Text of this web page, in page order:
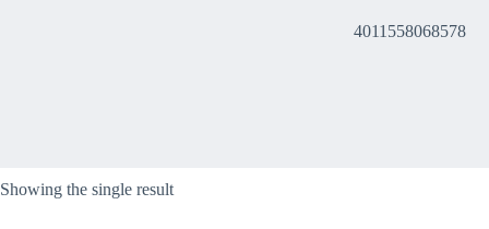
4011558068578
Showing the single result